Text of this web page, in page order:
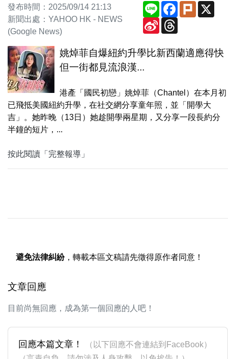
發布時間：2025/09/14 21:13
新聞出處：YAHOO HK - NEWS
(Google News)
Line Facebook
PlurkX
Sina
Weibo
Threads
姚焯菲自爆紐約升學比新西蘭適應得快
但一街都見流浪漢...
港產「國民初戀」姚焯菲（Chantel）在本月初
已飛抵美國紐約升學，在社交網分享童年照，並「開學大
吉」。她昨晚（13日）她趁開學兩星期，又分享一段長約分
半鐘的短片，...
按此閱讀「完整報導」
避免法律糾紛，轉載本區文稿請先徵得原作者同意！
文章回應
目前尚無回應，成為第一個回應的人吧！
回應本篇文章！
（以下回應不會連結到FaceBook）